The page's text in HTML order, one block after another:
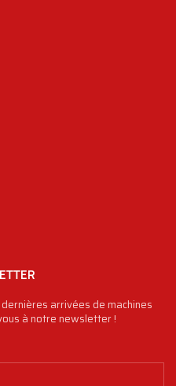
arrivées de machines
à notre newsletter !